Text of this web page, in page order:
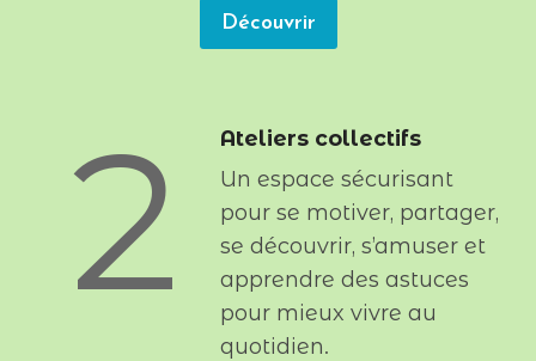
Découvrir
2 Ateliers collectifs
Un espace sécurisant
pour se motiver, partager,
se découvrir, s’amuser et
apprendre des astuces
pour mieux vivre au
quotidien.